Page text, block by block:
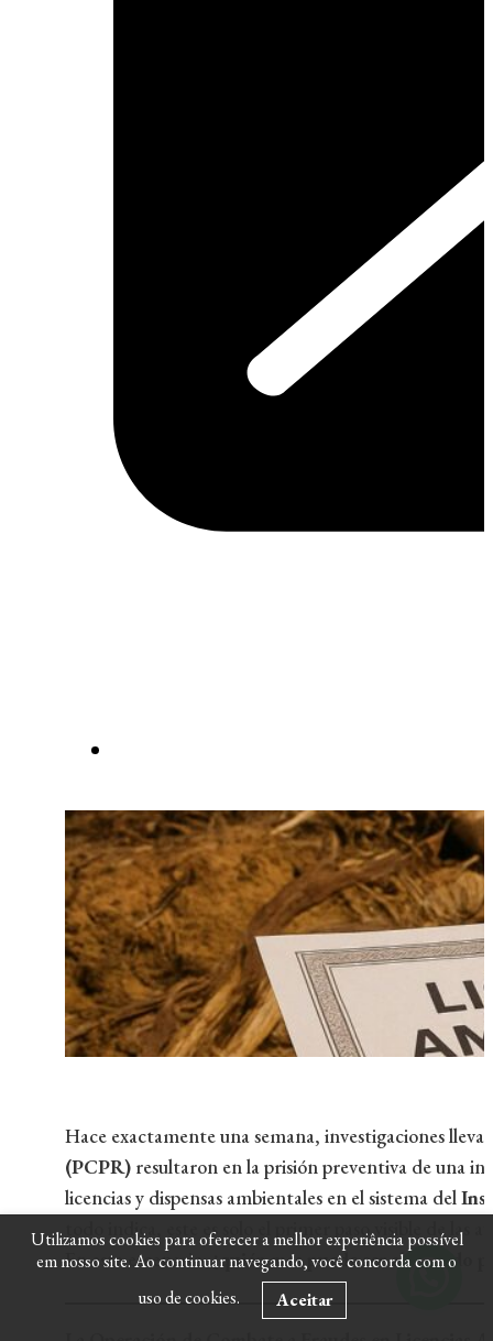
Hace exactamente una semana, investigaciones
(PCPR) resultaron en la prisión preventiva de una
licencias y dispensas ambientales en el sistema del
todo indica, este es solo el primer paso visible de las
En este escenario:¿quién más puede ser alcanzado
Utilizamos cookies para oferecer a melhor experiência possível
em nosso site. Ao continuar navegando, você concorda com o
uso de cookies.
Aceitar